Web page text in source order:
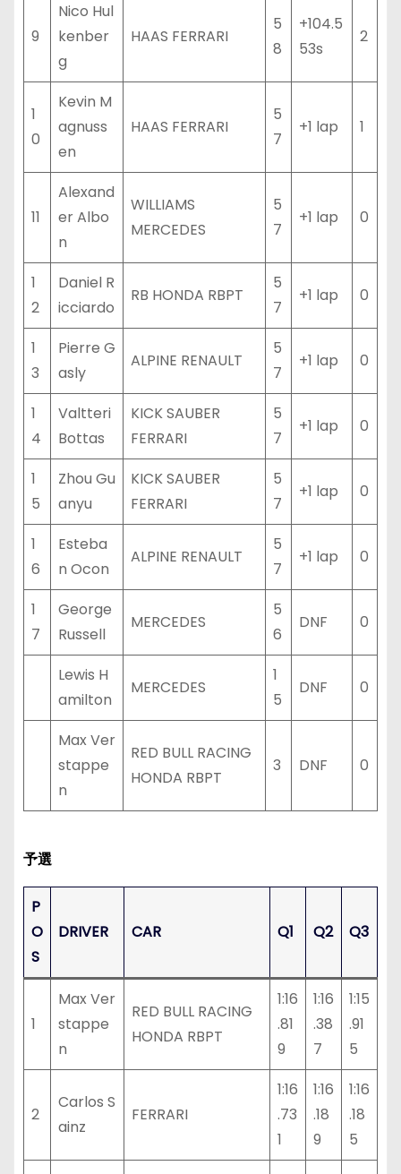
9
Nico Hul
kenber
g
HAAS FERRARI
5
8
+104.5
53s
2
1
0
Kevin M
agnuss
en
HAAS FERRARI
5
7
+1 lap 1
11
Alexand
er Albo
n
WILLIAMS
MERCEDES
5
7
+1 lap 0
1
2
Daniel R
icciardo
RB HONDA RBPT
5
7
+1 lap 0
1
3
Pierre G
asly
ALPINE RENAULT
5
7
+1 lap 0
1
4
Valtteri
Bottas
KICK SAUBER
FERRARI
5
7
+1 lap 0
1
5
Zhou Gu
anyu
KICK SAUBER
FERRARI
5
7
+1 lap 0
1
6
Esteba
n Ocon
ALPINE RENAULT
5
7
+1 lap 0
1
7
George
Russell
MERCEDES
5
6
DNF 0
Lewis H
amilton
MERCEDES
1
5
DNF 0
Max Ver
stappe
n
RED BULL RACING
HONDA RBPT
3 DNF 0
予選
P
O
S
DRIVER CAR Q1 Q2 Q3
1
Max Ver
stappe
n
RED BULL RACING
HONDA RBPT
1:16
.81
9
1:16
.38
7
1:15
.91
5
2
Carlos S
ainz
FERRARI
1:16
.73
1
1:16
.18
9
1:16
.18
5